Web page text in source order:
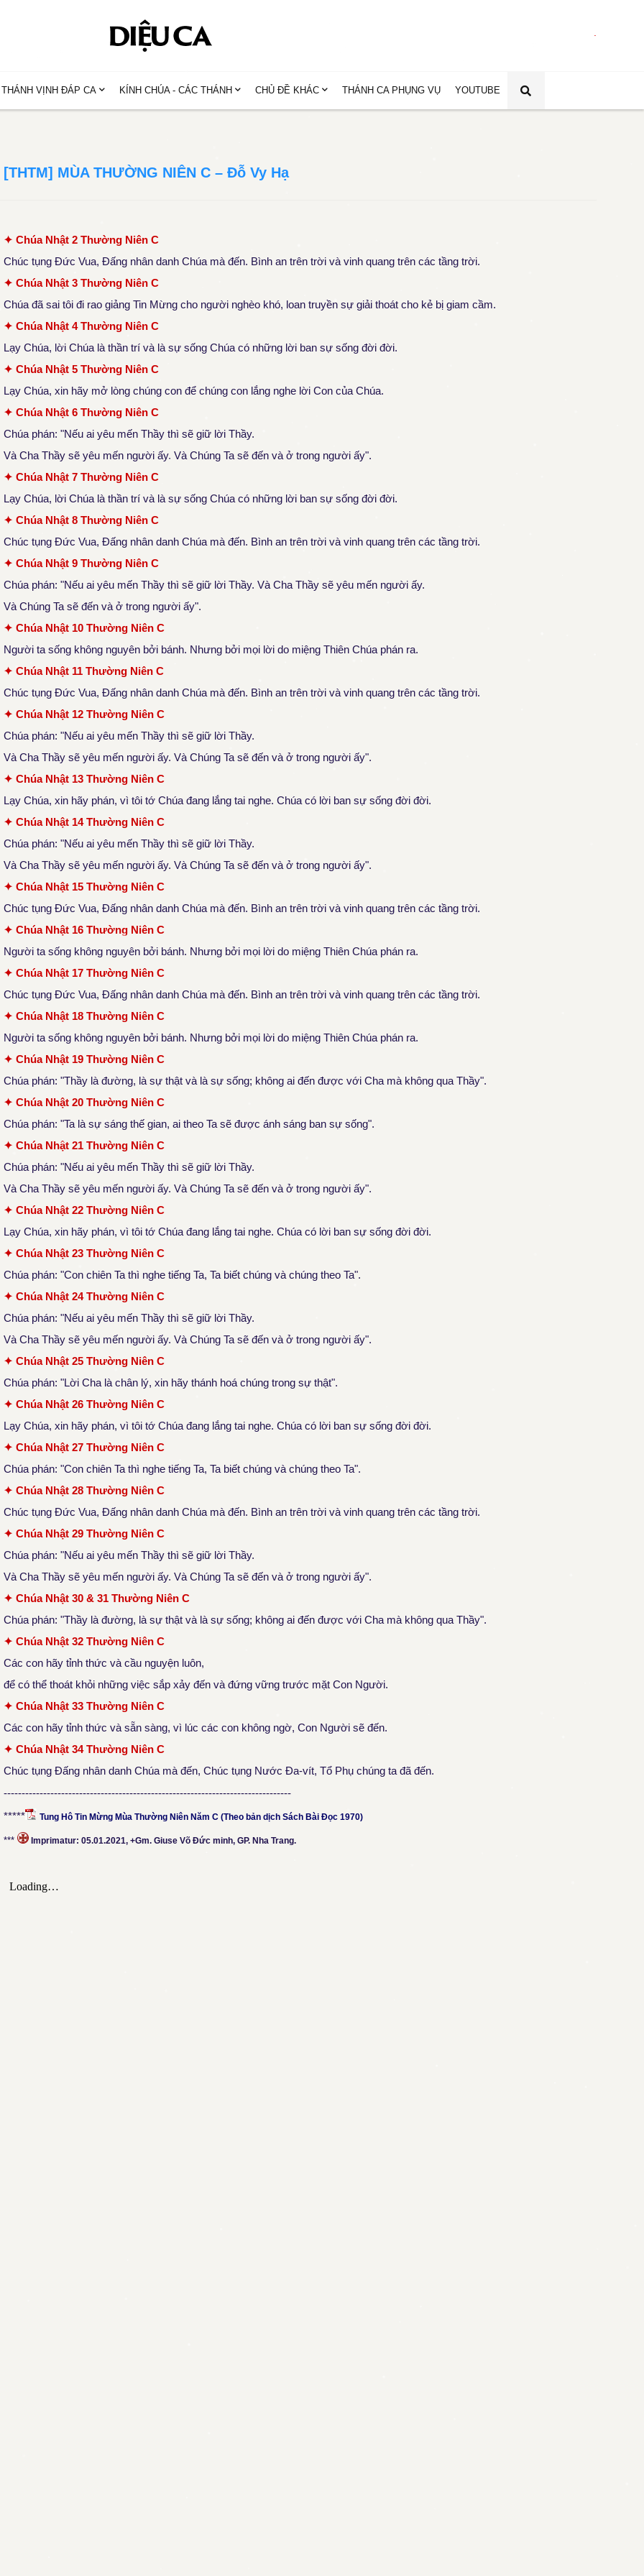
THÁNH VỊNH ĐÁP CA KÍNH CHÚA - CÁC THÁNH CHỦ ĐỀ KHÁC THÁNH CA PHỤNG VỤ YOUTUBE
[THTM] MÙA THƯỜNG NIÊN C – Đỗ Vy Hạ
✦ Chúa Nhật 2 Thường Niên C
Chúc tụng Đức Vua, Đấng nhân danh Chúa mà đến. Bình an trên trời và vinh quang trên các tầng trời.
✦ Chúa Nhật 3 Thường Niên C
Chúa đã sai tôi đi rao giảng Tin Mừng cho người nghèo khó, loan truyền sự giải thoát cho kẻ bị giam cầm.
✦ Chúa Nhật 4 Thường Niên C
Lạy Chúa, lời Chúa là thần trí và là sự sống Chúa có những lời ban sự sống đời đời.
✦ Chúa Nhật 5 Thường Niên C
Lạy Chúa, xin hãy mở lòng chúng con để chúng con lắng nghe lời Con của Chúa.
✦ Chúa Nhật 6 Thường Niên C
Chúa phán: "Nếu ai yêu mến Thầy thì sẽ giữ lời Thầy.
Và Cha Thầy sẽ yêu mến người ấy. Và Chúng Ta sẽ đến và ở trong người ấy".
✦ Chúa Nhật 7 Thường Niên C
Lạy Chúa, lời Chúa là thần trí và là sự sống Chúa có những lời ban sự sống đời đời.
✦ Chúa Nhật 8 Thường Niên C
Chúc tụng Đức Vua, Đấng nhân danh Chúa mà đến. Bình an trên trời và vinh quang trên các tầng trời.
✦ Chúa Nhật 9 Thường Niên C
Chúa phán: "Nếu ai yêu mến Thầy thì sẽ giữ lời Thầy. Và Cha Thầy sẽ yêu mến người ấy.
Và Chúng Ta sẽ đến và ở trong người ấy".
✦ Chúa Nhật 10 Thường Niên C
Người ta sống không nguyên bởi bánh. Nhưng bởi mọi lời do miệng Thiên Chúa phán ra.
✦ Chúa Nhật 11 Thường Niên C
Chúc tụng Đức Vua, Đấng nhân danh Chúa mà đến. Bình an trên trời và vinh quang trên các tầng trời.
✦ Chúa Nhật 12 Thường Niên C
Chúa phán: "Nếu ai yêu mến Thầy thì sẽ giữ lời Thầy.
Và Cha Thầy sẽ yêu mến người ấy. Và Chúng Ta sẽ đến và ở trong người ấy".
✦ Chúa Nhật 13 Thường Niên C
Lạy Chúa, xin hãy phán, vì tôi tớ Chúa đang lắng tai nghe. Chúa có lời ban sự sống đời đời.
✦ Chúa Nhật 14 Thường Niên C
Chúa phán: "Nếu ai yêu mến Thầy thì sẽ giữ lời Thầy.
Và Cha Thầy sẽ yêu mến người ấy. Và Chúng Ta sẽ đến và ở trong người ấy".
✦ Chúa Nhật 15 Thường Niên C
Chúc tụng Đức Vua, Đấng nhân danh Chúa mà đến. Bình an trên trời và vinh quang trên các tầng trời.
✦ Chúa Nhật 16 Thường Niên C
Người ta sống không nguyên bởi bánh. Nhưng bởi mọi lời do miệng Thiên Chúa phán ra.
✦ Chúa Nhật 17 Thường Niên C
Chúc tụng Đức Vua, Đấng nhân danh Chúa mà đến. Bình an trên trời và vinh quang trên các tầng trời.
✦ Chúa Nhật 18 Thường Niên C
Người ta sống không nguyên bởi bánh. Nhưng bởi mọi lời do miệng Thiên Chúa phán ra.
✦ Chúa Nhật 19 Thường Niên C
Chúa phán: "Thầy là đường, là sự thật và là sự sống; không ai đến được với Cha mà không qua Thầy".
✦ Chúa Nhật 20 Thường Niên C
Chúa phán: "Ta là sự sáng thế gian, ai theo Ta sẽ được ánh sáng ban sự sống".
✦ Chúa Nhật 21 Thường Niên C
Chúa phán: "Nếu ai yêu mến Thầy thì sẽ giữ lời Thầy.
Và Cha Thầy sẽ yêu mến người ấy. Và Chúng Ta sẽ đến và ở trong người ấy".
✦ Chúa Nhật 22 Thường Niên C
Lạy Chúa, xin hãy phán, vì tôi tớ Chúa đang lắng tai nghe. Chúa có lời ban sự sống đời đời.
✦ Chúa Nhật 23 Thường Niên C
Chúa phán: "Con chiên Ta thì nghe tiếng Ta, Ta biết chúng và chúng theo Ta".
✦ Chúa Nhật 24 Thường Niên C
Chúa phán: "Nếu ai yêu mến Thầy thì sẽ giữ lời Thầy.
Và Cha Thầy sẽ yêu mến người ấy. Và Chúng Ta sẽ đến và ở trong người ấy".
✦ Chúa Nhật 25 Thường Niên C
Chúa phán: "Lời Cha là chân lý, xin hãy thánh hoá chúng trong sự thật".
✦ Chúa Nhật 26 Thường Niên C
Lạy Chúa, xin hãy phán, vì tôi tớ Chúa đang lắng tai nghe. Chúa có lời ban sự sống đời đời.
✦ Chúa Nhật 27 Thường Niên C
Chúa phán: "Con chiên Ta thì nghe tiếng Ta, Ta biết chúng và chúng theo Ta".
✦ Chúa Nhật 28 Thường Niên C
Chúc tụng Đức Vua, Đấng nhân danh Chúa mà đến. Bình an trên trời và vinh quang trên các tầng trời.
✦ Chúa Nhật 29 Thường Niên C
Chúa phán: "Nếu ai yêu mến Thầy thì sẽ giữ lời Thầy.
Và Cha Thầy sẽ yêu mến người ấy. Và Chúng Ta sẽ đến và ở trong người ấy".
✦ Chúa Nhật 30 & 31 Thường Niên C
Chúa phán: "Thầy là đường, là sự thật và là sự sống; không ai đến được với Cha mà không qua Thầy".
✦ Chúa Nhật 32 Thường Niên C
Các con hãy tỉnh thức và cầu nguyện luôn,
để có thể thoát khỏi những việc sắp xảy đến và đứng vững trước mặt Con Người.
✦ Chúa Nhật 33 Thường Niên C
Các con hãy tỉnh thức và sẵn sàng, vì lúc các con không ngờ, Con Người sẽ đến.
✦ Chúa Nhật 34 Thường Niên C
Chúc tụng Đấng nhân danh Chúa mà đến, Chúc tụng Nước Đa-vít, Tổ Phụ chúng ta đã đến.
--------------------------------------------------------------------------------
*****
Tung Hô Tin Mừng Mùa Thường Niên Năm C (Theo bản dịch Sách Bài Đọc 1970)
*** Imprimatur: 05.01.2021, +Gm. Giuse Võ Đức minh, GP. Nha Trang.